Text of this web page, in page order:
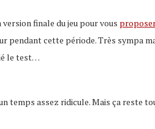
version finale du jeu pour vous
pendant cette période. Très sympa
le test…
temps assez ridicule. Mais ça reste